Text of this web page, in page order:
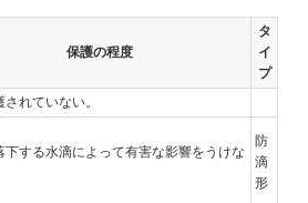
保護の程度
タ
イ
プ
れていない。
下する水滴によって有害な影響をうけな
防
滴
形